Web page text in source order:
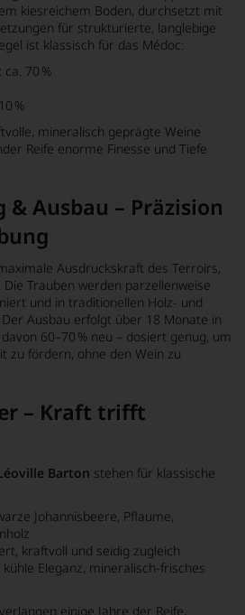
kiesreichem Boden, durchsetzt mit
für strukturierte, langlebige
ist klassisch für das Médoc:
70 %
%
mineralisch geprägte Weine
Reife enorme Finesse und Tiefe
Ausbau – Präzision
Ausdruckskraft des Terroirs,
Trauben werden parzellenweise
und in traditionellen Holz- und
Ausbau erfolgt über 18 Monate in
60–70 % neu – dosiert genug, um
zu fördern, ohne den Wein zu
– Kraft trifft
Barton stehen für klassische
Johannisbeere, Pflaume,
kraftvoll und seidig zugleich
kühle Eleganz, mineralisch-frisches
einige Jahre der Reife,